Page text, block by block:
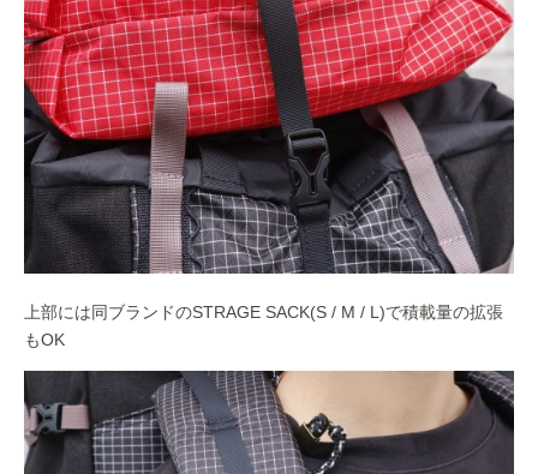
上部には同ブランドのSTRAGE SACK(S / M / L)で積載量の拡張
もOK